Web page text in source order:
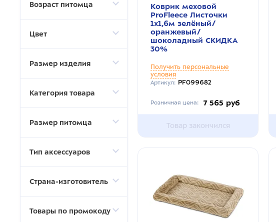
Возраст питомца
Цвет
Размер изделия
Категория товара
Размер питомца
Тип аксессуаров
Страна-изготовитель
Товары по промокоду
Коврик меховой
ProFleece Листочки
1х1,6м зелёный/
оранжевый/
шоколадный СКИДКА
30%
Получить персональные
условия
Артикул: PF099682
Розничная цена: 7 565 руб
Товар закончился